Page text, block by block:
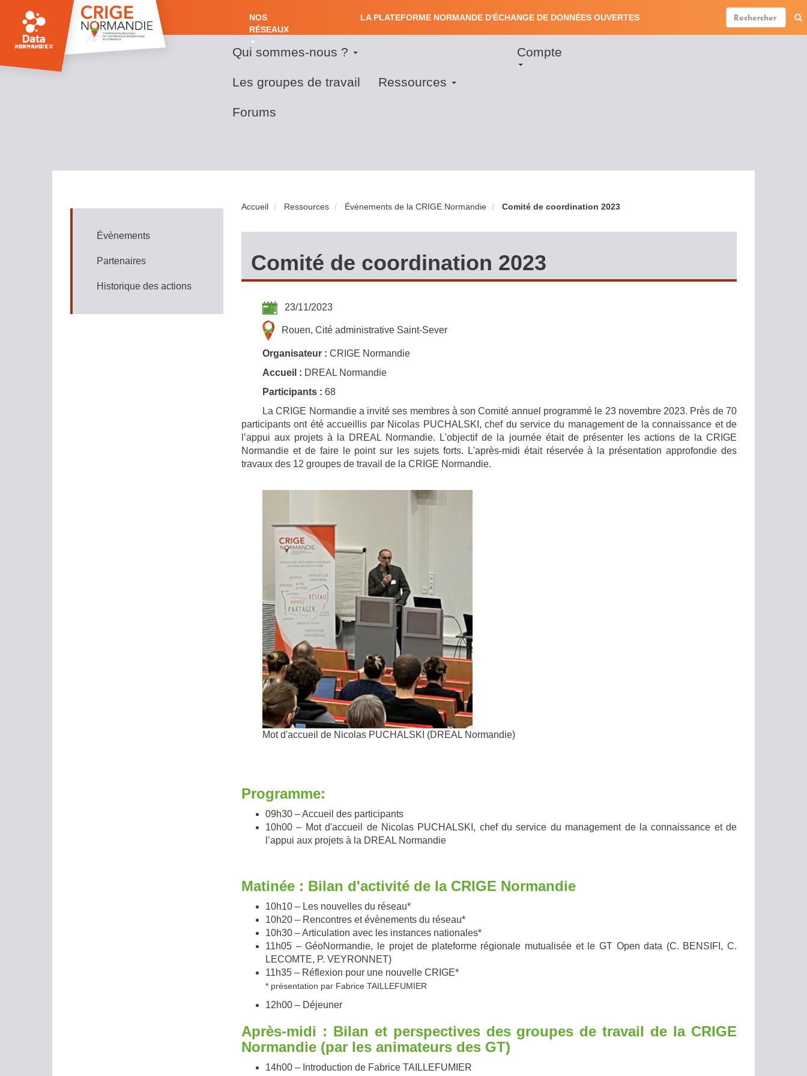
contenu
principal
NOS
RÉSEAUX
NOS
RÉSEAUX
LA PLATEFORME NORMANDE D'ÉCHANGE DE DONNÉES OUVERTES
Main
navigation
Qui sommes-nous ?
Les groupes de travail Ressources
Forums
Nos
réseaux
User
Compte
Ressources
Évènements
Partenaires
Historique des actions
Accueil Ressources Évènements de la CRIGE Normandie Comité de coordination 2023
Comité de coordination 2023
23/11/2023
Rouen, Cité administrative Saint-Sever
Organisateur : CRIGE Normandie
Accueil : DREAL Normandie
Participants : 68
La CRIGE Normandie a invité ses membres à son Comité annuel programmé le 23 novembre 2023. Près de 70
participants ont été accueillis par Nicolas PUCHALSKI, chef du service du management de la connaissance et de
l’appui aux projets à la DREAL Normandie. L'objectif de la journée était de présenter les actions de la CRIGE
Normandie et de faire le point sur les sujets forts. L'après-midi était réservée à la présentation approfondie des
travaux des 12 groupes de travail de la CRIGE Normandie.
Mot d'accueil de Nicolas PUCHALSKI (DREAL Normandie)
Programme:
09h30 – Accueil des participants
10h00 – Mot d'accueil de Nicolas PUCHALSKI, chef du service du management de la connaissance et de
l’appui aux projets à la DREAL Normandie
Matinée : Bilan d'activité de la CRIGE Normandie
10h10 – Les nouvelles du réseau*
10h20 – Rencontres et évènements du réseau*
10h30 – Articulation avec les instances nationales*
11h05 – GéoNormandie, le projet de plateforme régionale mutualisée et le GT Open data (C. BENSIFI, C.
LECOMTE, P. VEYRONNET)
11h35 – Réflexion pour une nouvelle CRIGE*
* présentation par Fabrice TAILLEFUMIER
12h00 – Déjeuner
Après-midi : Bilan et perspectives des groupes de travail de la CRIGE
Normandie (par les animateurs des GT)
14h00 – Introduction de Fabrice TAILLEFUMIER